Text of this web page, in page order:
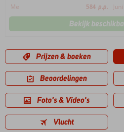
Mei
584 p.p. Juni
Bekijk
Prijzen & boeken
Beoordelingen
Foto's & Video's
Vlucht